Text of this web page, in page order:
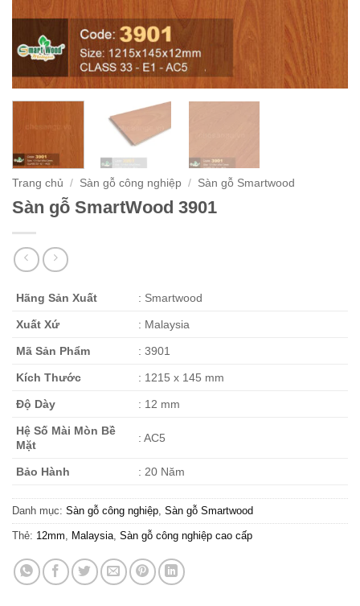
Trang chủ / Sàn gỗ công nghiệp / Sàn gỗ Smartwood
Sàn gỗ SmartWood 3901
Hãng Sản Xuất : Smartwood
Xuất Xứ : Malaysia
Mã Sản Phẩm : 3901
Kích Thước : 1215 x 145 mm
Độ Dày : 12 mm
Hệ Số Mài Mòn Bề
Mặt
: AC5
Bảo Hành : 20 Năm
Danh mục: Sàn gỗ công nghiệp, Sàn gỗ Smartwood
Thẻ: 12mm, Malaysia, Sàn gỗ công nghiệp cao cấp